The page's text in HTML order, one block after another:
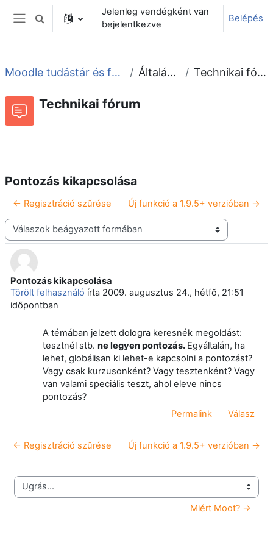
Tovább a fő tartalomhoz
Oldalpanel
Keresési bemeneti adatok váltása
Jelenleg vendégként van
bejelentkezve
Belépés
Moodle tudástár és fórum Általános Technikai fórum
Technikai fórum
Pontozás kikapcsolása
← Regisztráció szűrése Új funkció a 1.9.5+ verzióban →
Megjelenítési mód
Pontozás kikapcsolása
Törölt felhasználó írta 2009. augusztus 24., hétfő, 21:51
időpontban
Válaszok szám: 0
A témában jelzett dologra keresnék megoldást:
tesztnél stb. ne legyen pontozás. Egyáltalán, ha
lehet, globálisan ki lehet-e kapcsolni a pontozást?
Vagy csak kurzusonként? Vagy tesztenként? Vagy
van valami speciális teszt, ahol eleve nincs
pontozás?
Permalink
Válasz
← Regisztráció szűrése Új funkció a 1.9.5+ verzióban →
Ugrás...
Miért Moot? →